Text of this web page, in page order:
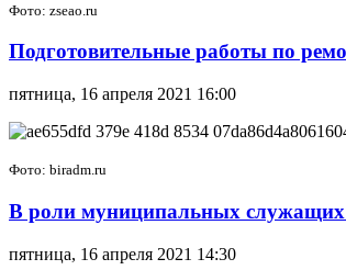
Фото: zseao.ru
Подготовительные работы по
пятница, 16 апреля 2021 16:00
Фото: biradm.ru
В роли муниципальных
пятница, 16 апреля 2021 14:30